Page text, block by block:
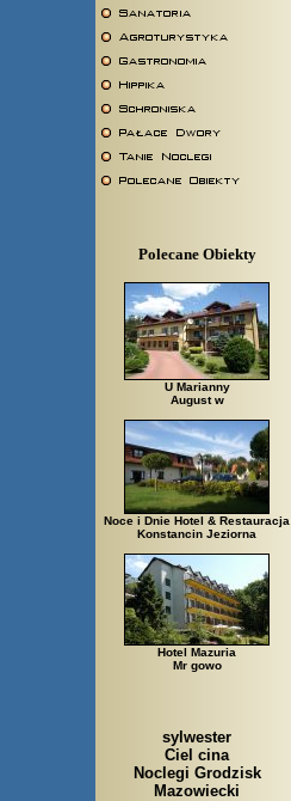
Polecane Obiekty
U Marianny
August w
Noce i Dnie Hotel & Restauracja
Konstancin Jeziorna
Hotel Mazuria
Mr gowo
sylwester
Ciel cina
Noclegi Grodzisk
Mazowiecki